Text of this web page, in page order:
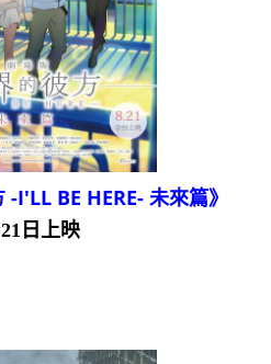
-I'LL BE HERE- 未來篇》
日上映